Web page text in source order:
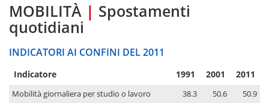
MOBILITÀ | Spostamenti
quotidiani
INDICATORI AI CONFINI DEL 2011
Indicatore 1991 2001 2011
Mobilità giornaliera per studio o lavoro 38.3 50.6
50.9